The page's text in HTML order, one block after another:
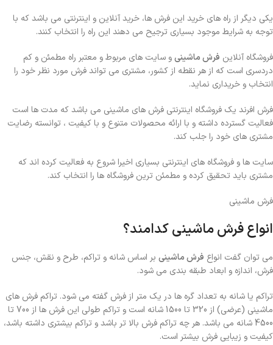
یکی دیگر از راه های خرید این فرش ها، خرید آنلاین و اینترنتی می باشد که با
توجه به شرایط موجود بسیاری ترجیح می دهند این راه را انتخاب کنند.
فروشگاه آنلاین فرش ماشینیو سایت های مربوط و معتبر راه مطمئن و کم
دردسری است که از هر نقطه از کشور، مشتری می تواند فرش مورد نظر خود را
انتخاب و خریداری نماید.
فرش افرند یک فروشگاه اینترنتی فرش های ماشینی می باشد که مدت ها است
فعالیت گسترده داشته و با ارائه محصولات متنوع و با کیفیت ، توانسته رضایت
مشتری های خود را جلب کند.
سایت ها و فروشگاه های اینترنتی بسیاری اخیرا شروع به فعالیت کرده اند که
مشتری باید تحقیق کرده و مطمئن ترین فروشگاه ها را انتخاب کند.
فرش ماشینی
انواع فرش ماشینی کدامند؟
می توان گفت انواع فرش ماشینی بر اساس شانه و تراکم، طرح و نقش، جنس
فرش، اندازه و ابعاد طبقه بندی می شود.
تراکم یا شانه به تعداد گره ها در یک متر از فرش گفته می شود. تراکم فرش های
ماشینی (عرضی) از 320 تا 1500 شانه است و تراکم طولی این فرش ها از 700 تا
4500 شانه می باشد. هر چه تراکم فرش بالا تر باشد و تراکم بیشتری داشته باشد،
کیفیت و زیبایی فرش بیشتر است.